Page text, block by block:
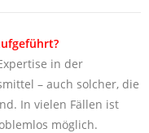
in der
– auch solcher, die
In vielen Fällen ist
möglich.